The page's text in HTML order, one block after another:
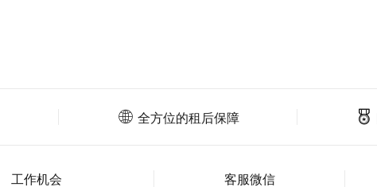
全方位的租后保障
工作机会 客服微信